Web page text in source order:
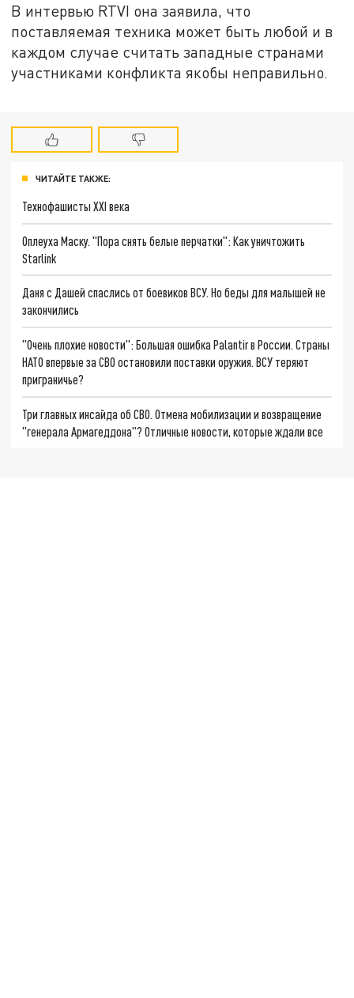
В интервью RTVI она заявила, что
поставляемая техника может быть любой и в
каждом случае считать западные странами
участниками конфликта якобы неправильно.
ЧИТАЙТЕ ТАКЖЕ:
Технофашисты XXI века
Оплеуха Маску. "Пора снять белые перчатки": Как уничтожить
Starlink
Даня с Дашей спаслись от боевиков ВСУ. Но беды для малышей не
закончились
"Очень плохие новости": Большая ошибка Palantir в России. Страны
НАТО впервые за СВО остановили поставки оружия. ВСУ теряют
приграничье?
Три главных инсайда об СВО. Отмена мобилизации и возвращение
"генерала Армагеддона"? Отличные новости, которые ждали все